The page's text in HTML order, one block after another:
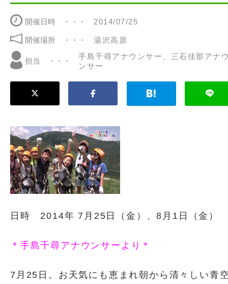
開催日時 2014/07/25
開催場所 湯沢高原
担当
手島千尋アナウンサー、三石佳那アナ
ンサー
日時 2014年 7月25日（金）、8月1日（金）
＊手島千尋アナウンサーより＊
7月25日。お天気にも恵まれ朝から清々しい青